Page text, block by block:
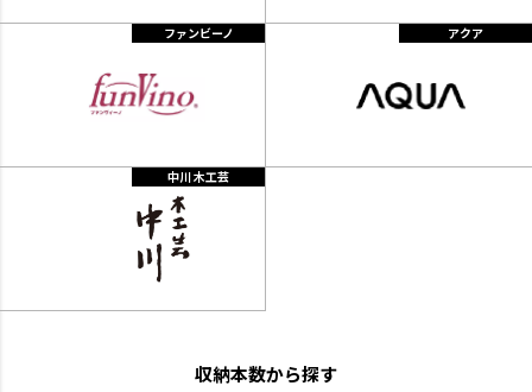
ファンビーノ アクア
中川 木工芸
収納本数から探す